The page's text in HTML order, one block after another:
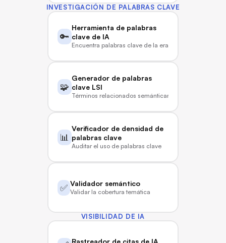
INVESTIGACIÓN DE PALABRAS CLAVE
🔑
Herramienta de palabras
clave de IA
Encuentra palabras clave de la era de la IA
🧩
Generador de palabras
clave LSI
Términos relacionados semánticamente
📊
Verificador de densidad de
palabras clave
Auditar el uso de palabras clave
✅ Validador semántico
Validar la cobertura temática
VISIBILIDAD DE IA
Rastreador de citas de IA